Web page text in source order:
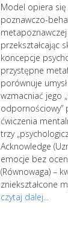
Model opiera
poznawczo-
metapoznawczej
przekształcając
koncepcje
przystępne
porównuje
wzmacniać jego
odpornościowy”
ćwiczenia
trzy
Acknowledge
emocje bez
(Równowaga) –
zniekształcone
czytaj dalej...